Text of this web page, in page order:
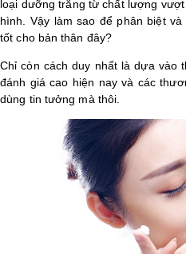
loại dưỡng trắng từ chất lượng
hình. Vậy làm sao để phân biệt
tốt cho bản thân đây?
Chỉ còn cách duy nhất là dựa vào
đánh giá cao hiện nay và các
dùng tin tưởng mà thôi.